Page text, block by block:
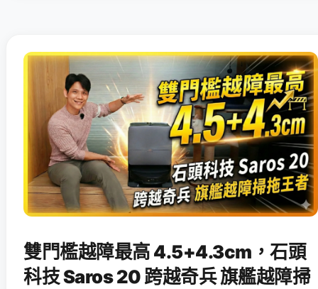
雙門檻越障最高 4.5+4.3cm，石頭
科技 Saros 20 跨越奇兵 旗艦越障掃